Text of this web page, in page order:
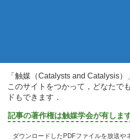
「触媒（Catalysts and Catalysis
このサイトをつかって，どなたで
ドもできます．
記事の著作権は触媒学会が有しま
ダウンロードしたPDFファイルを放送